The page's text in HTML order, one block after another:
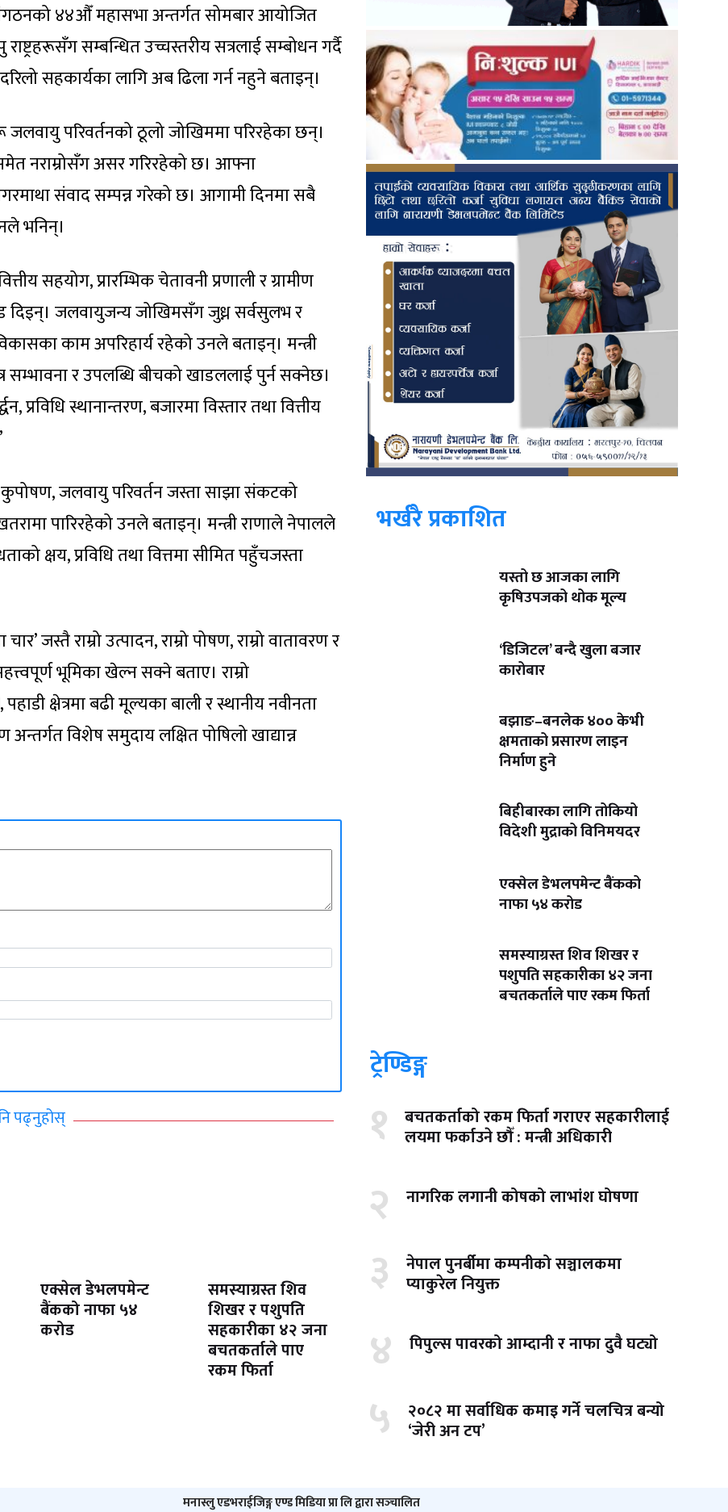
संगठनको ४४औँ महासभा अन्तर्गत सोमबार आयोजित
सम्बन्धित उच्चस्तरीय सत्रलाई सम्बोधन गर्दै
सहकार्यका लागि अब ढिला गर्न नहुने बताइन्।
जलवायु परिवर्तनको ठूलो जोखिममा परिरहेका छन्।
नराम्रोसँग असर गरिरहेको छ। आफ्ना
संवाद सम्पन्न गरेको छ। आगामी दिनमा सबै
भनिन्।
सहयोग, प्रारम्भिक चेतावनी प्रणाली र ग्रामीण
दिइन्। जलवायुजन्य जोखिमसँग जुध्न सर्वसुलभ र
काम अपरिहार्य रहेको उनले बताइन्। मन्त्री
सम्भावना र उपलब्धि बीचको खाडललाई पुर्न सक्नेछ।
प्रविधि स्थानान्तरण, बजारमा विस्तार तथा वित्तीय
जलवायु परिवर्तन जस्ता साझा संकटको
पारिरहेको उनले बताइन्। मन्त्री राणाले नेपालले
क्षय, प्रविधि तथा वित्तमा सीमित पहुँचजस्ता
जस्तै राम्रो उत्पादन, राम्रो पोषण, राम्रो वातावरण र
भूमिका खेल्न सक्ने बताए। राम्रो
क्षेत्रमा बढी मूल्यका बाली र स्थानीय नवीनता
विशेष समुदाय लक्षित पोषिलो खाद्यान्न
पढ्नुहोस्
एक्सेल डेभलपमेन्ट
बैंकको नाफा ५४
करोड
समस्याग्रस्त शिव
शिखर र पशुपति
सहकारीका ४२ जना
बचतकर्ताले पाए
रकम फिर्ता
भर्खरै प्रकाशित
यस्तो छ आजका लागि
कृषिउपजको थोक मूल्य
‘डिजिटल’ बन्दै खुला बजार
कारोबार
बझाङ–बनलेक ४०० केभी
क्षमताको प्रसारण लाइन
निर्माण हुने
बिहीबारका लागि तोकियो
विदेशी मुद्राको विनिमयदर
एक्सेल डेभलपमेन्ट बैंकको
नाफा ५४ करोड
समस्याग्रस्त शिव शिखर र
पशुपति सहकारीका ४२ जना
बचतकर्ताले पाए रकम फिर्ता
ट्रेण्डिङ्ग
१ बचतकर्ताको रकम फिर्ता गराएर सहकारीलाई
लयमा फर्काउने छौँ : मन्त्री अधिकारी
२ नागरिक लगानी कोषको लाभांश घोषणा
३ नेपाल पुनर्बीमा कम्पनीको सञ्चालकमा
प्याकुरेल नियुक्त
४ पिपुल्स पावरको आम्दानी र नाफा दुवै घट्यो
५ २०८२ मा सर्वाधिक कमाइ गर्ने चलचित्र बन्यो
‘जेरी अन टप’
मनास्लु एडभराईजिङ्ग एण्ड मिडिया प्रा लि द्वारा सञ्‍चालित